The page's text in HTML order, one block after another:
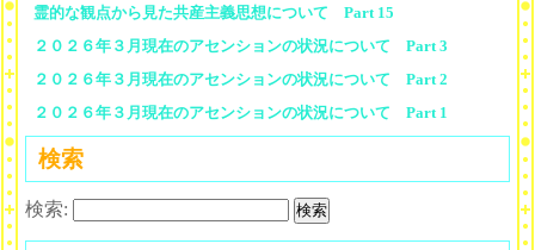
霊的な観点から見た共産主義思想について Part 15
２０２６年３月現在のアセンションの状況について Part 3
２０２６年３月現在のアセンションの状況について Part 2
２０２６年３月現在のアセンションの状況について Part 1
検索
検索: